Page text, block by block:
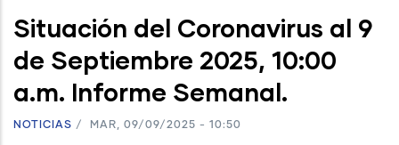
Situación del Coronavirus al 9
de Septiembre 2025, 10:00
a.m. Informe Semanal.
NOTICIAS / MAR, 09/09/2025 - 10:50